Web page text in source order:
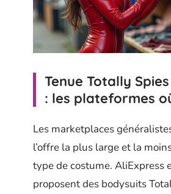
Tenue Totally
: les plateformes
Les marketplaces
l’offre la plus large et la
type de costume. AliExpress
proposent des bodysuits